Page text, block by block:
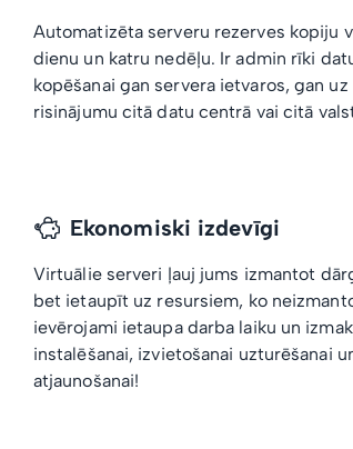
Automatizēta serveru rezerves kopiju
dienu un katru nedēļu. Ir admin rīki
kopēšanai gan servera ietvaros, gan
risinājumu citā datu centrā vai citā
Ekonomiski izdevīgi
Virtuālie serveri ļauj jums izmantot
bet ietaupīt uz resursiem, ko
ievērojami ietaupa darba laiku un
instalēšanai, izvietošanai uzturēšanai
atjaunošanai!